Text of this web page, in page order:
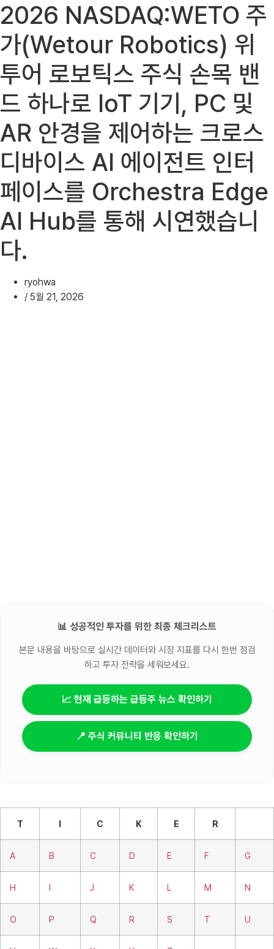
2026 NASDAQ:WETO 주
가(Wetour Robotics) 위
투어 로보틱스 주식 손목 밴
드 하나로 IoT 기기, PC 및
AR 안경을 제어하는 ​​크로스
디바이스 AI 에이전트 인터
페이스를 Orchestra Edge
AI Hub를 통해 시연했습니
다.
ryohwa
/ 5월 21, 2026
📊 성공적인 투자를 위한 최종 체크리스트
본문 내용을 바탕으로 실시간 데이터와 시장 지표를 다시 한번 점검
하고 투자 전략을 세워보세요.
📈 현재 급등하는 급등주 뉴스 확인하기
📍 주식 커뮤니티 반응 확인하기
T I C K E R
A B C D E F G
H I J K L M N
O P Q R S T U